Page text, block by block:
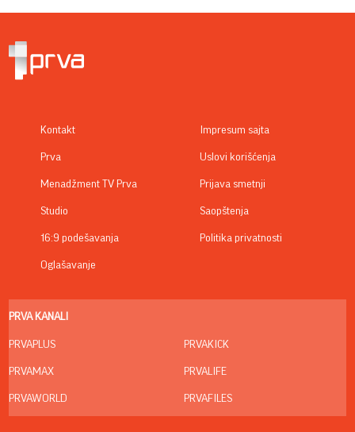
Kontakt
Prva
Menadžment TV Prva
Studio
16:9 podešavanja
Oglašavanje
Impresum sajta
Uslovi korišćenja
Prijava smetnji
Saopštenja
Politika privatnosti
PRVA KANALI
PRVAPLUS
PRVAMAX
PRVAWORLD
PRVAKICK
PRVALIFE
PRVAFILES